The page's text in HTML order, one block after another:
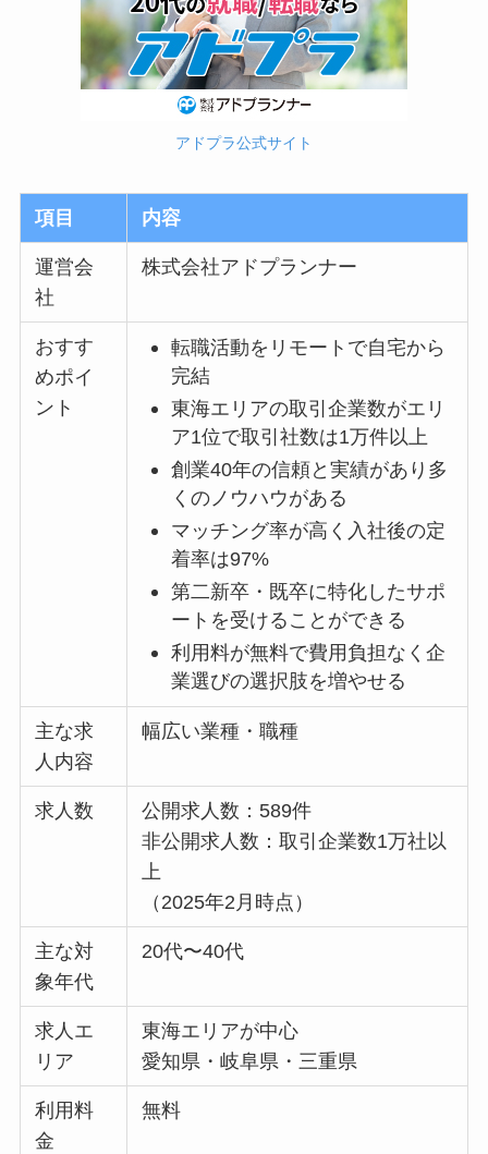
アドプラ公式サイト
項目 内容
運営会
社
株式会社アドプランナー
おすす
めポイ
ント
転職活動をリモートで自宅から
完結
東海エリアの取引企業数がエリ
ア1位で取引社数は1万件以上
創業40年の信頼と実績があり多
くのノウハウがある
マッチング率が高く入社後の定
着率は97%
第二新卒・既卒に特化したサポ
ートを受けることができる
利用料が無料で費用負担なく企
業選びの選択肢を増やせる
主な求
人内容
幅広い業種・職種
求人数
公開求人数：589件
非公開求人数：取引企業数1万社以
上
（2025年2月時点）
主な対
象年代
20代〜40代
求人エ
リア
東海エリアが中心
愛知県・岐阜県・三重県
利用料
金
無料